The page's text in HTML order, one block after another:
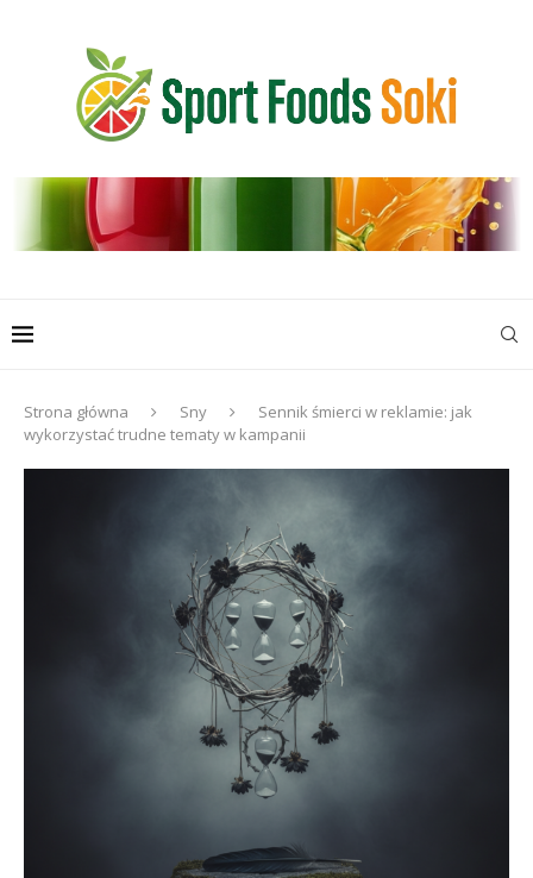
Strona główna Sny
Sennik śmierci w reklamie: jak
wykorzystać trudne tematy w kampanii